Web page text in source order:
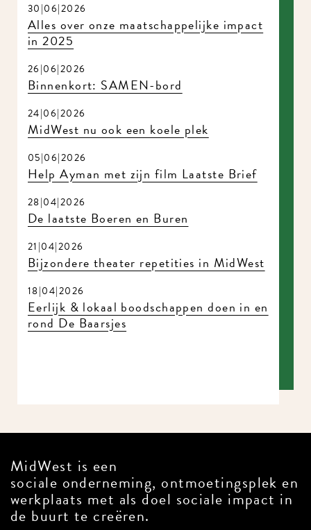
30|06|2026
Alles over onze maatschappelijke impact
in 2025
26|06|2026
Binnenkort: SAMEN-bord
24|06|2026
MidWest nu ook een koele plek
05|06|2026
Help Ayman met zijn film Laatste Brief
28|04|2026
De laatste Boeren en Buren
21|04|2026
Bijzondere theater repetities in MidWest
18|04|2026
Eerlijk & lokaal boodschappen doen in en
rond De Baarsjes
MidWest is een
sociale onderneming, ontmoetingsplek en
werkplaats met als doel sociale impact in
de buurt te creëren.